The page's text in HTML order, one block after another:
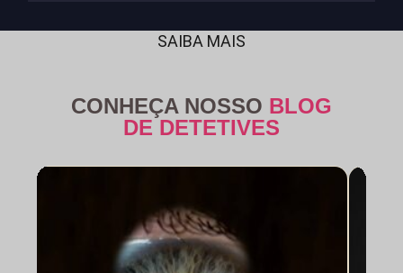
SAIBA MAIS
CONHEÇA NOSSO BLOG
DE DETETIVES